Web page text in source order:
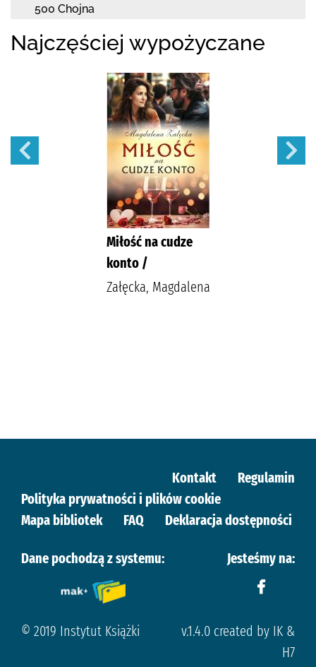
500 Chojna
Najczęściej wypożyczane
Miłość na cudze
konto /
Załęcka, Magdalena
Kontakt
Regulamin
Polityka prywatności i plików cookie
Mapa bibliotek
FAQ Deklaracja dostępności
Dane pochodzą z systemu: Jesteśmy na:
© 2019 Instytut Książki
v.1.4.0 created by IK &
H7